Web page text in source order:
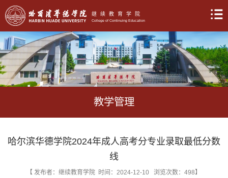
继续教育学院
College of Continuing Education
教学管理
哈尔滨华德学院2024年成人高考分专业录取最低分数
线
【 发布者：继续教育学院 时间：2024-12-10 浏览次数：498】